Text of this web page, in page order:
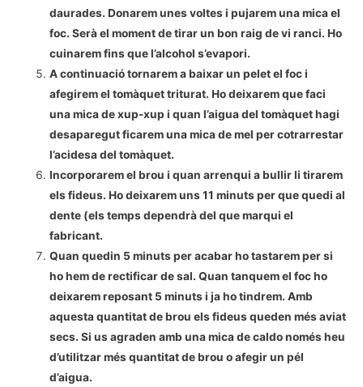
daurades. Donarem unes voltes i pujarem una mica el
foc. Serà el moment de tirar un bon raig de vi ranci. Ho
cuinarem fins que l’alcohol s’evapori.
A continuació tornarem a baixar un pelet el foc i
afegirem el tomàquet triturat. Ho deixarem que faci
una mica de xup-xup i quan l’aigua del tomàquet hagi
desaparegut ficarem una mica de mel per cotrarrestar
l’acidesa del tomàquet.
Incorporarem el brou i quan arrenqui a bullir li tirarem
els fideus. Ho deixarem uns 11 minuts per que quedi al
dente (els temps dependrà del que marqui el
fabricant.
Quan quedin 5 minuts per acabar ho tastarem per si
ho hem de rectificar de sal. Quan tanquem el foc ho
deixarem reposant 5 minuts i ja ho tindrem. Amb
aquesta quantitat de brou els fideus queden més aviat
secs. Si us agraden amb una mica de caldo només heu
d’utilitzar més quantitat de brou o afegir un pél
d’aigua.